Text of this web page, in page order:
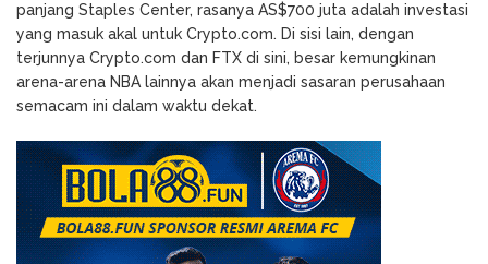
panjang Staples Center, rasanya AS$700 juta adalah investasi
yang masuk akal untuk Crypto.com. Di sisi lain, dengan
terjunnya Crypto.com dan FTX di sini, besar kemungkinan
arena-arena NBA lainnya akan menjadi sasaran perusahaan
semacam ini dalam waktu dekat.